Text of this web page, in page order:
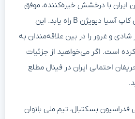
ایران با درخشش خیره‌کننده، موفق
شد به فینال رقابت‌های کاپ آسیا دیویژن B راه یابد. این
شادی و غرور را در بین علاقه‌مندان به
است. اگر می‌خواهید از جزئیات
احتمالی ایران در فینال مطلع
بسکتبال، تیم ملی بانوان